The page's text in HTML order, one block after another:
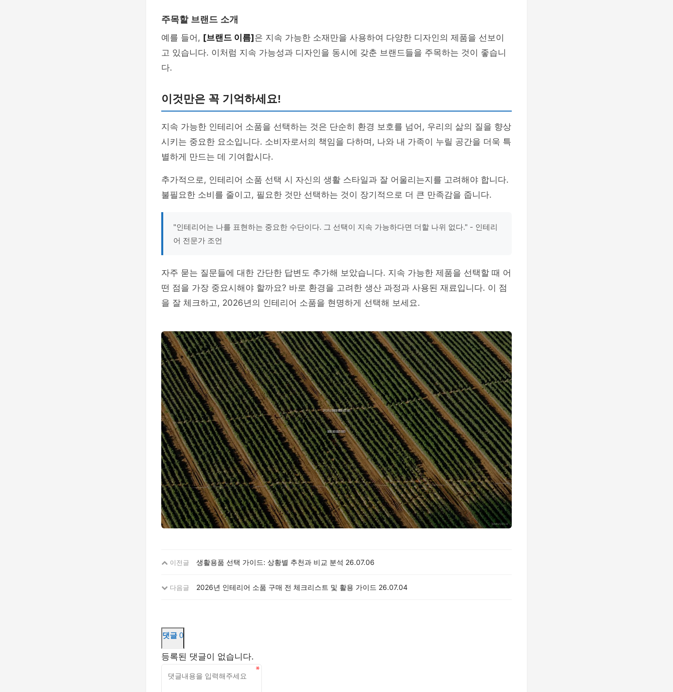
주목할 브랜드 소개
예를 들어, [브랜드 이름]은 지속 가능한 소재만을 사용하여 다양한 디자인의 제품을 선보이
고 있습니다. 이처럼 지속 가능성과 디자인을 동시에 갖춘 브랜드들을 주목하는 것이 좋습니
다.
이것만은 꼭 기억하세요!
지속 가능한 인테리어 소품을 선택하는 것은 단순히 환경 보호를 넘어, 우리의 삶의 질을 향상
시키는 중요한 요소입니다. 소비자로서의 책임을 다하며, 나와 내 가족이 누릴 공간을 더욱 특
별하게 만드는 데 기여합시다.
추가적으로, 인테리어 소품 선택 시 자신의 생활 스타일과 잘 어울리는지를 고려해야 합니다.
불필요한 소비를 줄이고, 필요한 것만 선택하는 것이 장기적으로 더 큰 만족감을 줍니다.
"인테리어는 나를 표현하는 중요한 수단이다. 그 선택이 지속 가능하다면 더할 나위 없다." - 인테리
어 전문가 조언
자주 묻는 질문들에 대한 간단한 답변도 추가해 보았습니다. 지속 가능한 제품을 선택할 때 어
떤 점을 가장 중요시해야 할까요? 바로 환경을 고려한 생산 과정과 사용된 재료입니다. 이 점
을 잘 체크하고, 2026년의 인테리어 소품을 현명하게 선택해 보세요.
이전글 생활용품 선택 가이드: 상황별 추천과 비교 분석 26.07.06
다음글 2026년 인테리어 소품 구매 전 체크리스트 및 활용 가이드 26.07.04
댓글 0
등록된 댓글이 없습니다.